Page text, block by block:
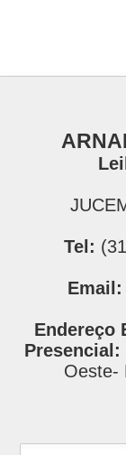
Tel:
Email:
Endereço
Presencial:
Oeste-